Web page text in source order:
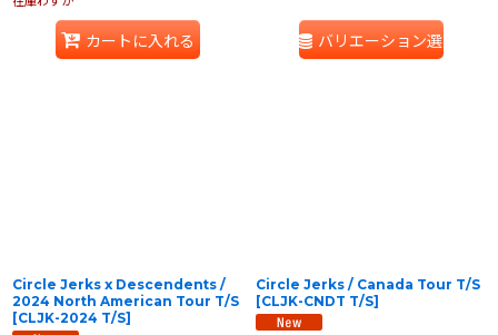
カートに入れる バリエーション選択
Circle Jerks x Descendents /
2024 North American Tour T/S
[CLJK-2024 T/S]
Circle Jerks / Canada Tour T/S
[CLJK-CNDT T/S]